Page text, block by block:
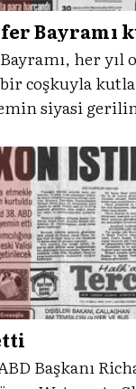
Bayramı
her yıl
bir coşkuyla
siyasi
gelin
Başkanı